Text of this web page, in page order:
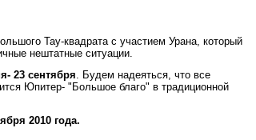
Тау-квадрата с участием Урана, который
нештатные ситуации.
23 сентября . Будем надеяться, что все
Юпитер- "Большое благо" в традиционной
2010 года.